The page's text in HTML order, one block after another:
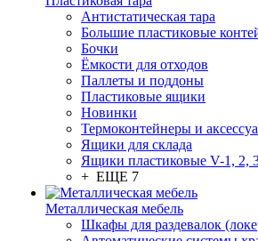
Антистатическая тара
Большие пластиковые
Бочки
Ёмкости для отходов
Паллеты и поддоны
Пластиковые ящики
Новинки
Термоконтейнеры и
Ящики для склада
Ящики пластиковые V-1, 2,
+ ЕЩЕ 7
Металлическая мебель
Шкафы для раздевалок